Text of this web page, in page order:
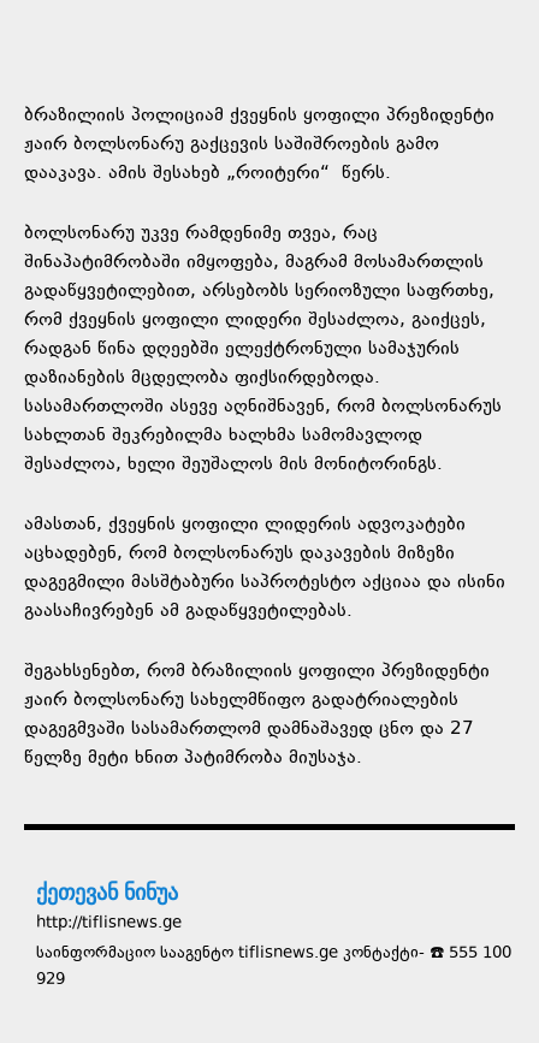
ბრაზილიის პოლიციამ ქვეყნის ყოფილი პრეზიდენტი
ჟაირ ბოლსონარუ გაქცევის საშიშროების გამო
დააკავა. ამის შესახებ „როიტერი“ წერს.
ბოლსონარუ უკვე რამდენიმე თვეა, რაც
შინაპატიმრობაში იმყოფება, მაგრამ მოსამართლის
გადაწყვეტილებით, არსებობს სერიოზული საფრთხე,
რომ ქვეყნის ყოფილი ლიდერი შესაძლოა, გაიქცეს,
რადგან წინა დღეებში ელექტრონული სამაჯურის
დაზიანების მცდელობა ფიქსირდებოდა.
სასამართლოში ასევე აღნიშნავენ, რომ ბოლსონარუს
სახლთან შეკრებილმა ხალხმა სამომავლოდ
შესაძლოა, ხელი შეუშალოს მის მონიტორინგს.
ამასთან, ქვეყნის ყოფილი ლიდერის ადვოკატები
აცხადებენ, რომ ბოლსონარუს დაკავების მიზეზი
დაგეგმილი მასშტაბური საპროტესტო აქციაა და ისინი
გაასაჩივრებენ ამ გადაწყვეტილებას.
შეგახსენებთ, რომ ბრაზილიის ყოფილი პრეზიდენტი
ჟაირ ბოლსონარუ სახელმწიფო გადატრიალების
დაგეგმვაში სასამართლომ დამნაშავედ ცნო და 27
წელზე მეტი ხნით პატიმრობა მიუსაჯა.
ქეთევან ნინუა
http://tiflisnews.ge
საინფორმაციო სააგენტო tiflisnews.ge კონტაქტი- ☎️ 555 100
929